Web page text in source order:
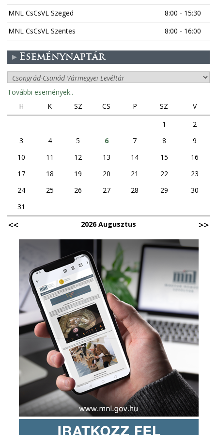
MNL CsCsVL Szeged
8:00 - 15:30
MNL CsCsVL Szentes
8:00 - 16:00
Eseménynaptár
További események..
H
K SZ CS P SZ
V
1
2
3
4 5 6 7 8
9
10
11 12 13 14 15
16
17
18 19 20 21 22
23
24
25 26 27 28 29
30
31
2026 Augusztus